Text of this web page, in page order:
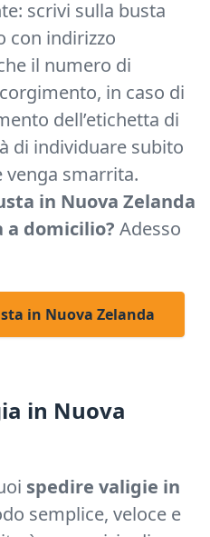
scrivi sulla busta
con indirizzo
il numero di
in caso di
dell’etichetta di
di individuare subito
venga smarrita.
in Nuova Zelanda
a domicilio? Adesso
in Nuova Zelanda
in Nuova
spedire valigie in
semplice, veloce e